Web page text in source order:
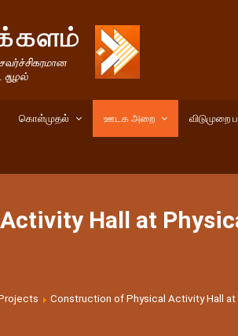
கொள்முதல் ஊடக அறை
Hall at
Construction of Physical Activity Hall